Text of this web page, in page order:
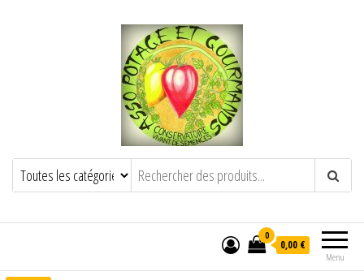
POTAGE ET GOURMANDSSemence paysanne naturelle
——————————————-
Menu
0
0,00 €